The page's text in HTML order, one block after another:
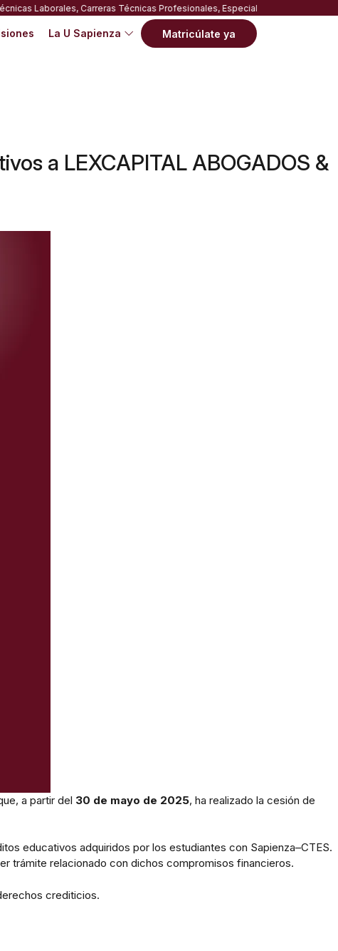
Técnicas Profesionales, Especializaciones Técnicas, Carreras
La U Sapienza Matricúlate ya
a LEXCAPITAL ABOGADOS &
a partir del 30 de mayo de 2025, ha realizado la cesión de
educativos adquiridos por los estudiantes con Sapienza–CTES.
trámite relacionado con dichos compromisos financieros.
crediticios.